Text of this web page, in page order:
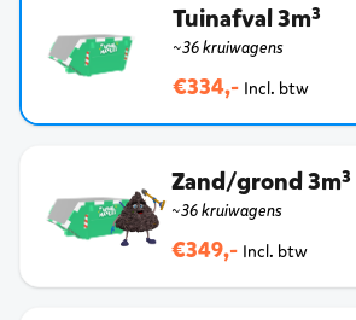
Tuinafval 3m³
~36 kruiwagens
€334,- Incl. btw
Zand/grond 3m³
~36 kruiwagens
€349,- Incl. btw